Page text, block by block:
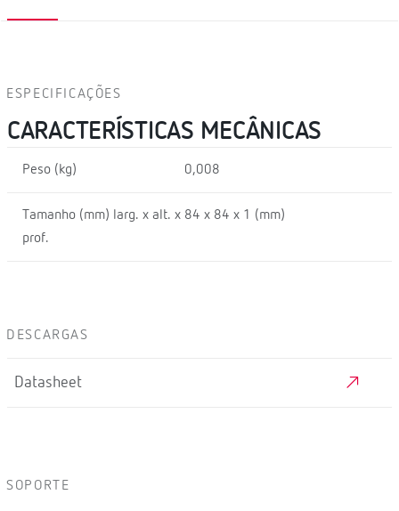
ESPECIFICAÇÕES
CARACTERÍSTICAS MECÂNICAS
Peso (kg) 0,008
Tamanho (mm) larg. x alt. x
prof.
84 x 84 x 1 (mm)
DESCARGAS
Datasheet
SOPORTE